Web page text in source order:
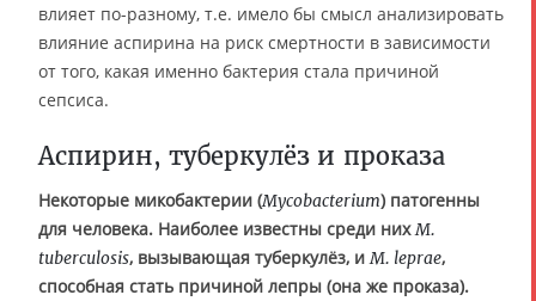
влияет по-разному, т.е. имело бы смысл анализировать
влияние аспирина на риск смертности в зависимости
от того, какая именно бактерия стала причиной
сепсиса.
Аспирин, туберкулёз и проказа
Некоторые микобактерии (Mycobacterium) патогенны
для человека. Наиболее известны среди них M.
tuberculosis, вызывающая туберкулёз, и M. leprae,
способная стать причиной лепры (она же проказа).